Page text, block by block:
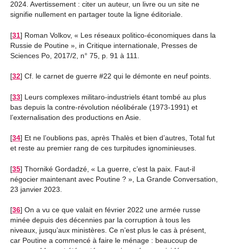
2024. Avertissement : citer un auteur, un livre ou un site ne
signifie nullement en partager toute la ligne éditoriale.
[31] Roman Volkov, « Les réseaux politico-économiques dans la
Russie de Poutine », in Critique internationale, Presses de
Sciences Po, 2017/2, n° 75, p. 91 à 111.
[32] Cf. le carnet de guerre #22 qui le démonte en neuf points.
[33] Leurs complexes militaro-industriels étant tombé au plus
bas depuis la contre-révolution néolibérale (1973-1991) et
l’externalisation des productions en Asie.
[34] Et ne l’oublions pas, après Thalès et bien d’autres, Total fut
et reste au premier rang de ces turpitudes ignominieuses.
[35] Thorniké Gordadzé, « La guerre, c’est la paix. Faut-il
négocier maintenant avec Poutine ? », La Grande Conversation,
23 janvier 2023.
[36] On a vu ce que valait en février 2022 une armée russe
minée depuis des décennies par la corruption à tous les
niveaux, jusqu’aux ministères. Ce n’est plus le cas à présent,
car Poutine a commencé à faire le ménage : beaucoup de